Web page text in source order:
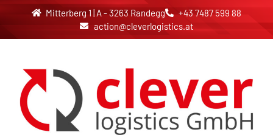
Mitterberg 1 | A - 3263 Randegg
+43 7487 599 88
action@cleverlogistics.at